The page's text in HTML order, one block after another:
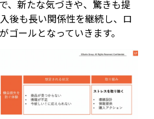
、新たな気づきや、驚きも提
後も長い関係性を継続し、ロ
ゴールとなっていきます。